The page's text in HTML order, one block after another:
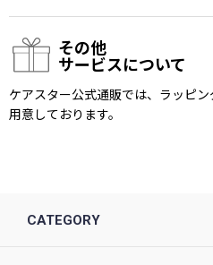
その他
サービスについて
ケアスター公式通販では、ラッピ
用意しております。
CATEGORY